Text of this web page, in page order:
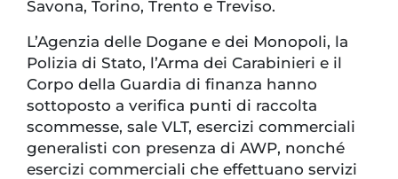
Savona, Torino, Trento e Treviso.
L’Agenzia delle Dogane e dei Monopoli, la
Polizia di Stato, l’Arma dei Carabinieri e il
Corpo della Guardia di finanza hanno
sottoposto a verifica punti di raccolta
scommesse, sale VLT, esercizi commerciali
generalisti con presenza di AWP, nonché
esercizi commerciali che effettuano servizi